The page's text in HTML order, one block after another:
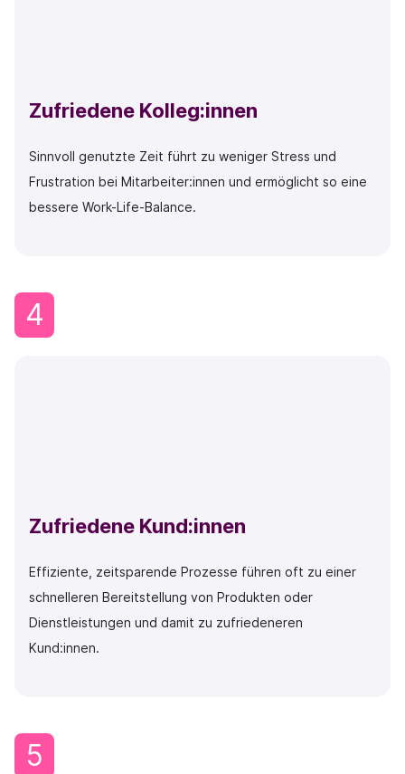
Zufriedene Kolleg:innen
Sinnvoll genutzte Zeit führt zu weniger Stress und
Frustration bei Mitarbeiter:innen und ermöglicht so eine
bessere Work-Life-Balance.
4
Zufriedene Kund:innen
Effiziente, zeitsparende Prozesse führen oft zu einer
schnelleren Bereitstellung von Produkten oder
Dienstleistungen und damit zu zufriedeneren
Kund:innen.
5